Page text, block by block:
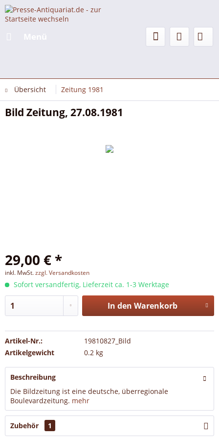
Übersicht Zeitung 1981
Bild Zeitung, 27.08.1981
29,00 € *
inkl. MwSt.zzgl. Versandkosten
Sofort versandfertig, Lieferzeit ca. 1-3 Werktage
In den Warenkorb
Artikel-Nr.:
19810827_Bild
Artikelgewicht
0.2 kg
Beschreibung
Die Bildzeitung ist eine deutsche, überregionale
Boulevardzeitung. mehr
Zubehör 1